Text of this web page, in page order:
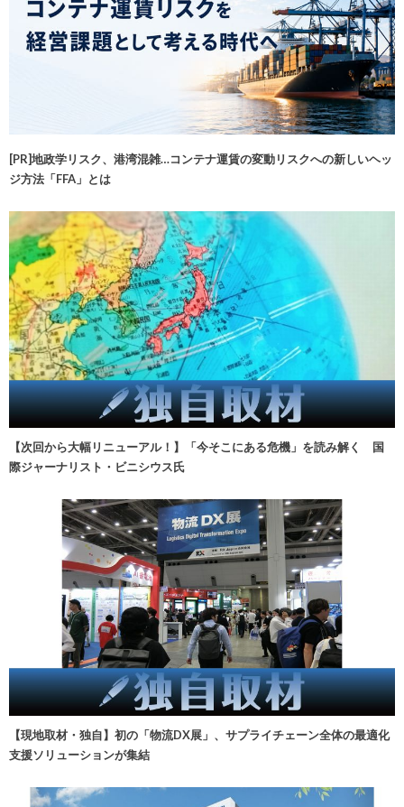
[PR]地政学リスク、港湾混雑…コンテナ運賃の変動リスクへの新しいヘッ
ジ方法「FFA」とは
【次回から大幅リニューアル！】「今そこにある危機」を読み解く 国
際ジャーナリスト・ビニシウス氏
【現地取材・独自】初の「物流DX展」、サプライチェーン全体の最適化
支援ソリューションが集結